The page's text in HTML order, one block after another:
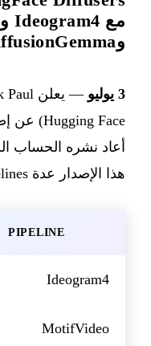
وDiffusionGemma
3 يوليو
Hugging Face) عن إصدار جديد من مكتبة
هذا الإصدار عدة pipelines جديدة للصورة والفيديو:
PIPELINE
Ideogram4
MotifVideo